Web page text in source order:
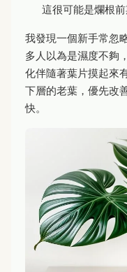
這很可能是爛根
我發現一個新手常忽
多人以為是濕度不夠
化伴隨著葉片摸起來
下層的老葉，優先改
快。